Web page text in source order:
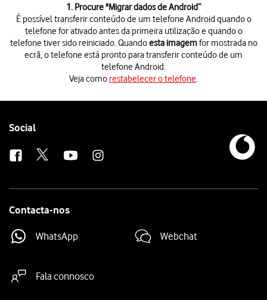
1. Procure "Migrar dados de Android”
É possível transferir conteúdo de um telefone Android quando o
telefone for ativado antes da primeira utilização e quando o
telefone tiver sido reiniciado. Quandoesta imagemfor mostrada no
ecrã, o telefone está pronto para transferir conteúdo de um
telefone Android.
Veja como restabelecer o telefone.
Veja comorestabelecer o telefone.
Antes de ser possível transferir conteúdo para o seu telefone, é
e na app "Move to iOS", para transferir
Follow
Social
Contacta-nos
WhatsApp Webchat
Fala connosco